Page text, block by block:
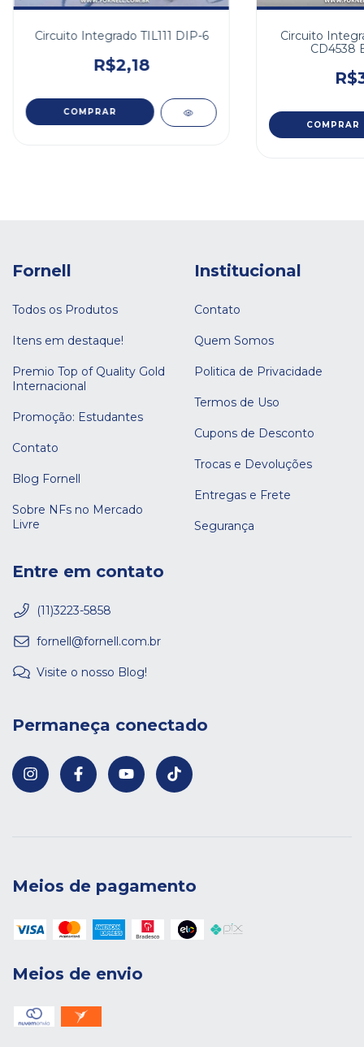
Circuito Integrado TIL111 DIP-6
R$2,18
Circuito
CD4538
Fornell
Todos os Produtos
Itens em destaque!
Premio Top of Quality Gold
Internacional
Promoção: Estudantes
Contato
Blog Fornell
Sobre NFs no Mercado
Livre
Institucional
Contato
Quem Somos
Politica de Privacidade
Termos de Uso
Cupons de Desconto
Trocas e Devoluções
Entregas e Frete
Segurança
Entre em contato
(11)3223-5858
fornell@fornell.com.br
Visite o nosso Blog!
Permaneça conectado
Meios de pagamento
Meios de envio